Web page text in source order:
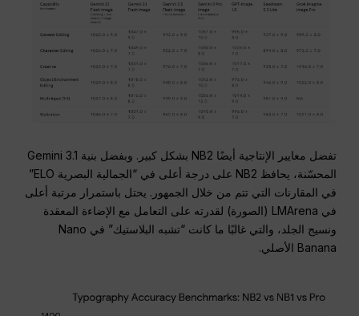
تفضل معايير الإنتاجية أيضًا NB2 بشكل كبير. وبفضل بنية Gemini 3.1
المحسّنة، يحافظ NB2 على درجة أعلى في “الجمالية البصرية ELO”
في المقارنات التي تتم من خلال الجمهور. يحتل باستمرار مرتبة أعلى
في LMArena (الصورة) لقدرته على التعامل مع الإضاءة المعقدة
ونسيج الجلد، والتي غالبًا ما كانت “تشبه البلاستيك” في Nano
Banana الأصلي.